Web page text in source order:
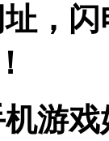
，
游